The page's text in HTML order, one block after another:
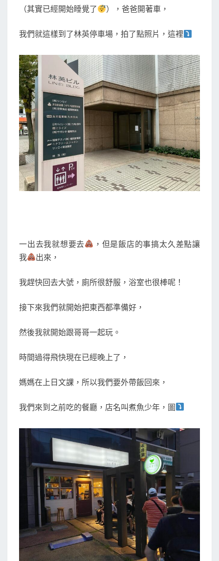
（其實已經開始睡覺了 ），爸爸開著車，
我們就這樣到了林英停車場，拍了點照片，這裡
一出去我就想要去
，但是飯店的事搞太久差點讓
我
出來，
我趕快回去大號，廁所很舒服，浴室也很棒呢！
接下來我們就開始把東西都準備好，
然後我就開始跟哥哥一起玩。
時間過得飛快現在已經晚上了，
媽媽在上日文課，所以我們要外帶飯回來，
我們來到之前吃的餐廳，店名叫煮魚少年，圖